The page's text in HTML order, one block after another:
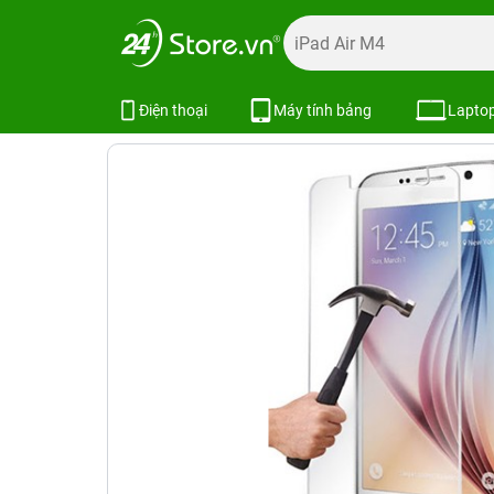
Điện thoại Máy tính bảng
Trang chủ Dán cường lực